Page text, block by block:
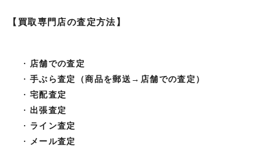
【買取専門店の査定方法】
店舗での査定
手ぶら査定（商品を郵送→ 店舗での査定）
宅配査定
出張査定
ライン査定
メール査定